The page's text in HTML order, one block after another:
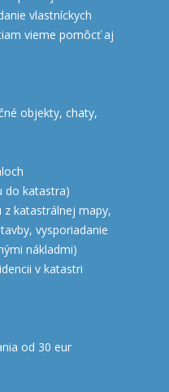
vlastníckych
vieme pomôcť aj
objekty, chaty,
do katastra)
z katastrálnej mapy,
vysporiadanie
nákladmi)
v katastri
od 30 eur